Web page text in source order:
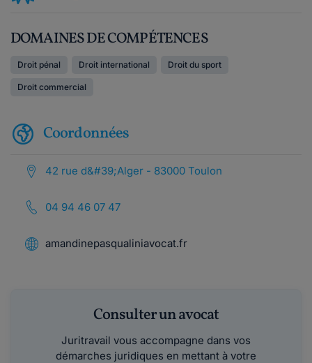
DOMAINES DE COMPÉTENCES
Droit pénal Droit international Droit du sport
Droit commercial
Coordonnées
42 rue d&#39;Alger - 83000 Toulon
04 94 46 07 47
amandinepasqualiniavocat.fr
Consulter un avocat
Juritravail vous accompagne dans vos
démarches juridiques en mettant à votre